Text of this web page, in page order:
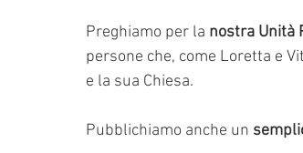
Preghiamo per la nostra Unità
persone che, come Loretta e
e la sua Chiesa.
Pubblichiamo anche un